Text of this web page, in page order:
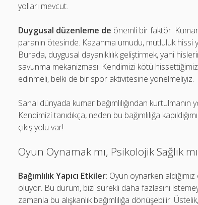
yolları mevcut.
Duygusal düzenleme de önemli bir faktör.
paranın ötesinde. Kazanma umudu, mutluluk hissi
Burada, duygusal dayanıklılık geliştirmek, yani
savunma mekanizması. Kendimizi kötü
edinmeli, belki de bir spor aktivitesine yönelmeliyiz.
Sanal dünyada kumar bağımlılığından kurtulmanın
Kendimizi tanıdıkça, neden bu bağımlılığa
çıkış yolu var!
Oyun Oynamak mı, Psikolojik Sağlık
Bağımlılık Yapıcı Etkiler: Oyun oynarken
oluyor. Bu durum, bizi sürekli daha fazlasını
zamanla bu alışkanlık bağımlılığa dönüşebilir.